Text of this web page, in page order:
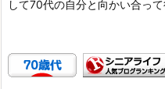
して70代の自分と向かい合って